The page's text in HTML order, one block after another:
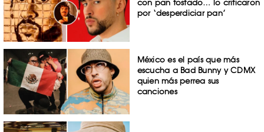
con pan tostado… lo criticaron
por ‘desperdiciar pan’
México es el país que más
escucha a Bad Bunny y CDMX
quien más perrea sus
canciones